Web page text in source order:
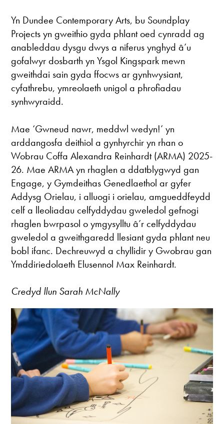
Yn Dundee Contemporary Arts, bu Soundplay
Projects yn gweithio gyda phlant oed cynradd ag
anableddau dysgu dwys a niferus ynghyd â’u
gofalwyr dosbarth yn Ysgol Kingspark mewn
gweithdai sain gyda ffocws ar gynhwysiant,
cyfathrebu, ymreolaeth unigol a phrofiadau
synhwyraidd.
Mae ‘Gwneud nawr, meddwl wedyn!’ yn
arddangosfa deithiol a gynhyrchir yn rhan o
Wobrau Coffa Alexandra Reinhardt (ARMA) 2025-
26. Mae ARMA yn rhaglen a ddatblygwyd gan
Engage, y Gymdeithas Genedlaethol ar gyfer
Addysg Orielau, i alluogi i orielau, amgueddfeydd
celf a lleoliadau celfyddydau gweledol gefnogi
rhaglen bwrpasol o ymgysylltu â’r celfyddydau
gweledol a gweithgaredd llesiant gyda phlant neu
bobl ifanc. Dechreuwyd a chyllidir y Gwobrau gan
Ymddiriedolaeth Elusennol Max Reinhardt.
Credyd llun Sarah McNally